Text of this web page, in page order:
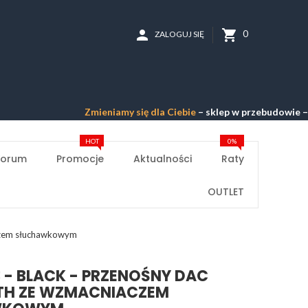
shopping_cart 0
person ZALOGUJ SIĘ
Zmieniamy się dla Ciebie– sklep w przebudowie –
Promocje
HOT
Aktualności Raty
0%
OUTLET
słuchawkowym
- BLACK - PRZENOŚNY DAC
ZE WZMACNIACZEM